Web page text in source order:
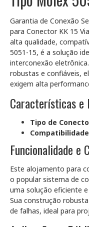
Garantia de Conexão
para Conector KK 15
alta qualidade,
5051-15, é a solução
interconexão
robustas e confiáveis,
exigem alta
Características e
Tipo de
Funcionalidade e
Este alojamento para
o popular sistema de
uma solução eficiente
Sua construção
de falhas, ideal para